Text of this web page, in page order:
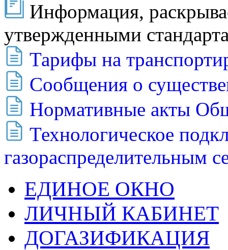
Информация,
утвержденными
Тарифы на
Сообщения о
Нормативные акты
Технологическое
газораспределительным
ЕДИНОЕ ОКНО
ЛИЧНЫЙ КАБИНЕТ
ДОГАЗИФИКАЦИЯ